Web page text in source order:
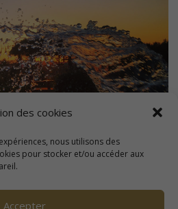
des cookies
nous utilisons des
pour stocker et/ou accéder aux
Accepter